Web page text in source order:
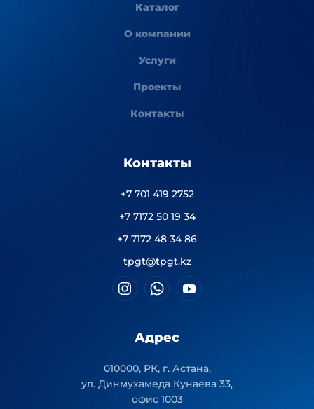
Каталог
О компании
Услуги
Проекты
Контакты
Контакты
+7 701 419 2752
+7 7172 50 19 34
+7 7172 48 34 86
tpgt@tpgt.kz
Адрес
010000, РК, г. Астана,
ул. Динмухамеда Кунаева 33,
офис 1003